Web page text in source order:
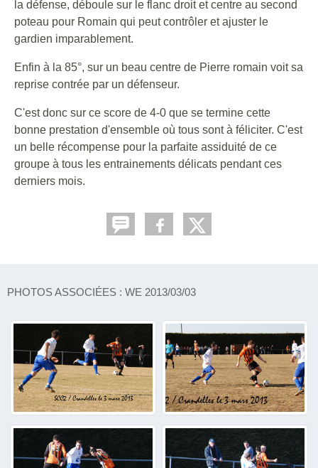
la défense, déboule sur le flanc droit et centre au second
poteau pour Romain qui peut contrôler et ajuster le
gardien imparablement.
Enfin à la 85°, sur un beau centre de Pierre romain voit sa
reprise contrée par un défenseur.
C'est donc sur ce score de 4-0 que se termine cette
bonne prestation d'ensemble où tous sont à féliciter. C'est
un belle récompense pour la parfaite assiduité de ce
groupe à tous les entrainements délicats pendant ces
derniers mois.
PHOTOS ASSOCIÉES : WE 2013/03/03